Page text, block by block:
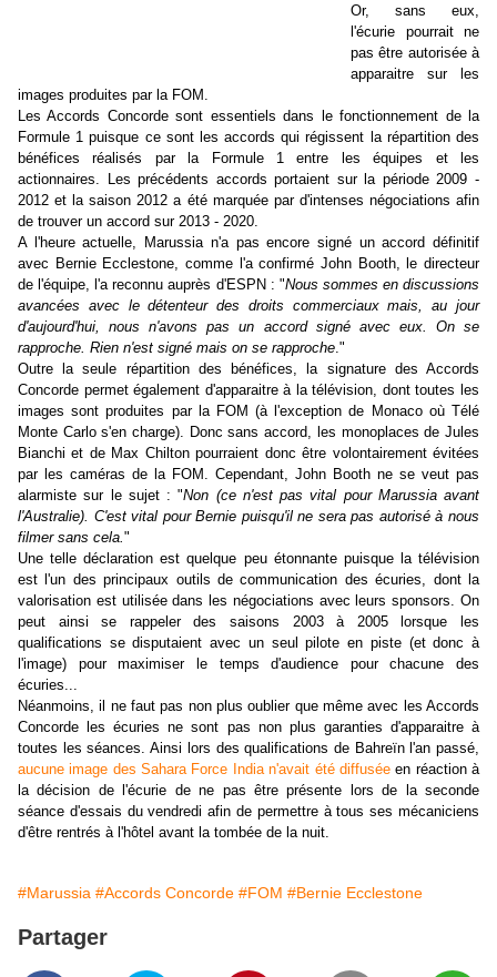
Or, sans eux,
l'écurie pourrait ne
pas être autorisée à
apparaitre sur les
images produites par la FOM.
Les Accords Concorde sont essentiels dans le fonctionnement de la
Formule 1 puisque ce sont les accords qui régissent la répartition des
bénéfices réalisés par la Formule 1 entre les équipes et les
actionnaires. Les précédents accords portaient sur la période 2009 -
2012 et la saison 2012 a été marquée par d'intenses négociations afin
de trouver un accord sur 2013 - 2020.
A l'heure actuelle, Marussia n'a pas encore signé un accord définitif
avec Bernie Ecclestone, comme l'a confirmé John Booth, le directeur
de l'équipe, l'a reconnu auprès d'ESPN : "Nous sommes en discussions
avancées avec le détenteur des droits commerciaux mais, au jour
d'aujourd'hui, nous n'avons pas un accord signé avec eux. On se
rapproche. Rien n'est signé mais on se rapproche."
Outre la seule répartition des bénéfices, la signature des Accords
Concorde permet également d'apparaitre à la télévision, dont toutes les
images sont produites par la FOM (à l'exception de Monaco où Télé
Monte Carlo s'en charge). Donc sans accord, les monoplaces de Jules
Bianchi et de Max Chilton pourraient donc être volontairement évitées
par les caméras de la FOM. Cependant, John Booth ne se veut pas
alarmiste sur le sujet : "Non (ce n'est pas vital pour Marussia avant
l'Australie). C'est vital pour Bernie puisqu'il ne sera pas autorisé à nous
filmer sans cela."
Une telle déclaration est quelque peu étonnante puisque la télévision
est l'un des principaux outils de communication des écuries, dont la
valorisation est utilisée dans les négociations avec leurs sponsors. On
peut ainsi se rappeler des saisons 2003 à 2005 lorsque les
qualifications se disputaient avec un seul pilote en piste (et donc à
l'image) pour maximiser le temps d'audience pour chacune des
écuries...
Néanmoins, il ne faut pas non plus oublier que même avec les Accords
Concorde les écuries ne sont pas non plus garanties d'apparaitre à
toutes les séances. Ainsi lors des qualifications de Bahreïn l'an passé,
aucune image des Sahara Force India n'avait été diffuséeen réaction à
la décision de l'écurie de ne pas être présente lors de la seconde
séance d'essais du vendredi afin de permettre à tous ses mécaniciens
d'être rentrés à l'hôtel avant la tombée de la nuit.
#Marussia #Accords Concorde #FOM #Bernie Ecclestone
Partager